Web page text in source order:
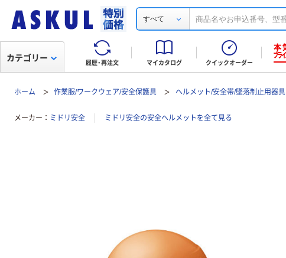
すべて
履歴・再注文 マイカタログ クイックオーダー
カテゴリー
ホーム 作業服/ワークウェア/安全保護具 ヘルメット/安全帯/墜落制止用器具
メーカー ミドリ安全 ミドリ安全の安全ヘルメットを全て見る